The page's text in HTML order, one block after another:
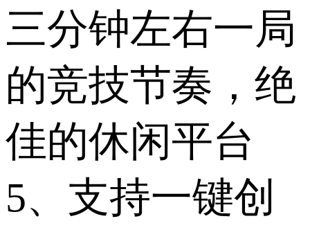
三分钟左右一局
的竞技节奏，绝
佳的休闲平台
5、支持一键创